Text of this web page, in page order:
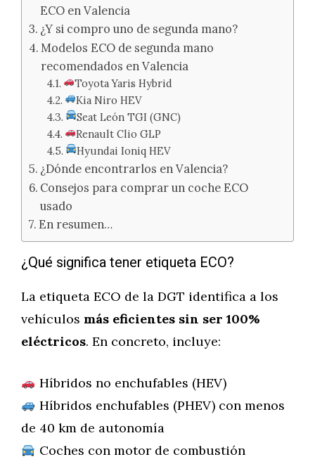
ECO en Valencia
¿Y si compro uno de segunda mano?
Modelos ECO de segunda mano
recomendados en Valencia
Toyota Yaris Hybrid
Kia Niro HEV
Seat León TGI (GNC)
Renault Clio GLP
Hyundai Ioniq HEV
¿Dónde encontrarlos en Valencia?
Consejos para comprar un coche ECO
usado
En resumen…
¿Qué significa tener etiqueta ECO?
La etiqueta ECO de la DGT identifica a los
vehículos más eficientes sin ser 100%
eléctricos. En concreto, incluye:
Híbridos no enchufables (HEV)
Híbridos enchufables (PHEV) con menos
de 40 km de autonomía
Coches con motor de combustión